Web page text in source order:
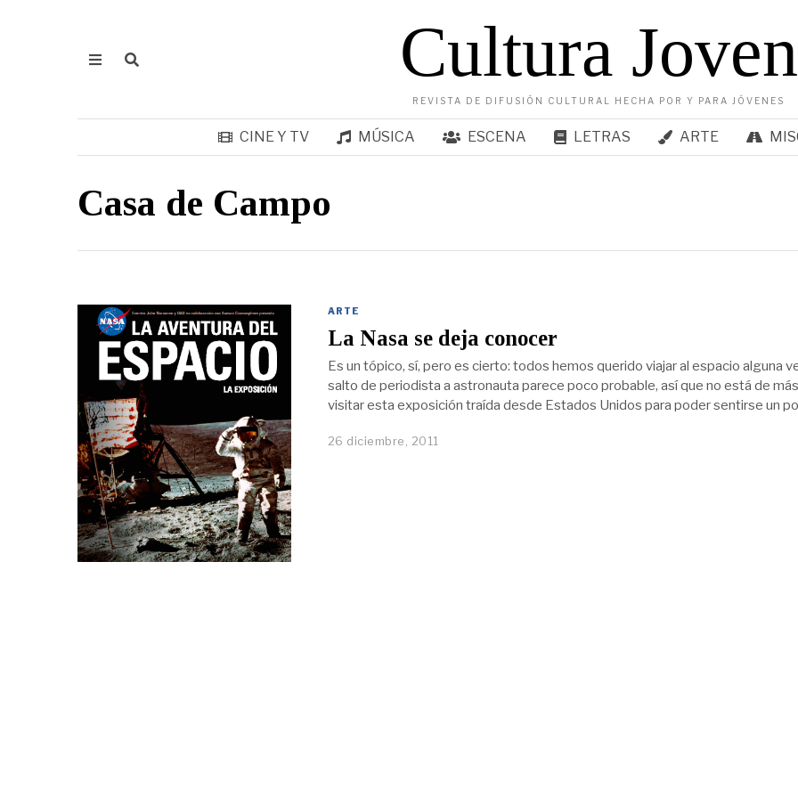
Cultura Joven
REVISTA DE DIFUSIÓN CULTURAL HECHA POR Y PARA JÓVENES
CINE Y TV MÚSICA ESCENA LETRAS ARTE
Casa de Campo
ARTE
La Nasa se deja conocer
Es un tópico, sí, pero es cierto: todos hemos querido viajar al espacio alguna
salto de periodista a astronauta parece poco probable, así que no está de más
visitar esta exposición traída desde Estados Unidos para poder sentirse un
26 diciembre, 2011